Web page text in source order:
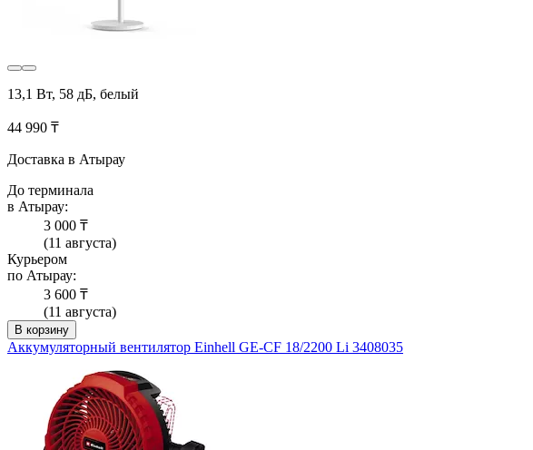
13,1 Вт, 58 дБ, белый
44 990 ₸
Доставка в Атырау
До терминала
в Атырау:
3 000 ₸
(11 августа)
Курьером
по Атырау:
3 600 ₸
(11 августа)
В корзину
Аккумуляторный вентилятор Einhell GE-CF 18/2200 Li 3408035